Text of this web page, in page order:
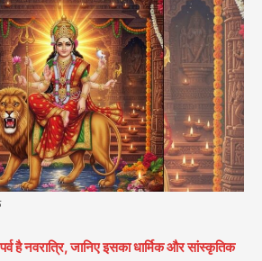
है नवरात्रि, जानिए इसका धार्मिक और सांस्कृतिक